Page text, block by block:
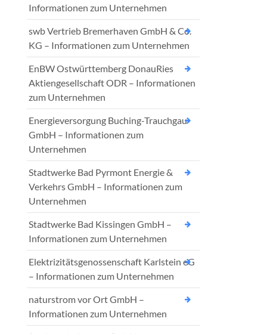
Informationen zum Unternehmen
swb Vertrieb Bremerhaven GmbH & Co.
KG – Informationen zum Unternehmen
EnBW Ostwürttemberg DonauRies
Aktiengesellschaft ODR – Informationen
zum Unternehmen
Energieversorgung Buching-Trauchgau
GmbH – Informationen zum
Unternehmen
Stadtwerke Bad Pyrmont Energie &
Verkehrs GmbH – Informationen zum
Unternehmen
Stadtwerke Bad Kissingen GmbH –
Informationen zum Unternehmen
Elektrizitätsgenossenschaft Karlstein eG
– Informationen zum Unternehmen
naturstrom vor Ort GmbH –
Informationen zum Unternehmen